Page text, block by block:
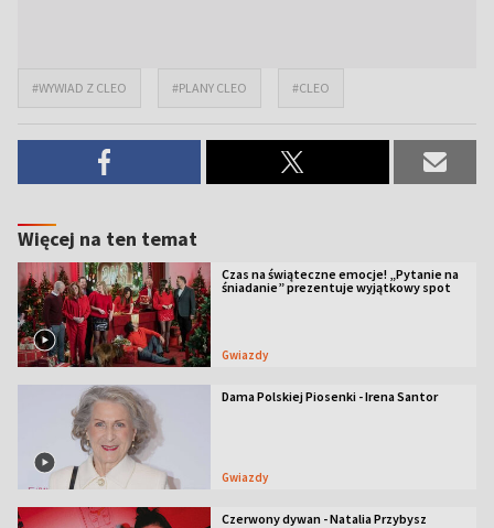
#WYWIAD Z CLEO #PLANY CLEO #CLEO
Więcej na ten temat
Czas na świąteczne emocje! „Pytanie na
śniadanie” prezentuje wyjątkowy spot
Gwiazdy
Dama Polskiej Piosenki - Irena Santor
Gwiazdy
Czerwony dywan - Natalia Przybysz